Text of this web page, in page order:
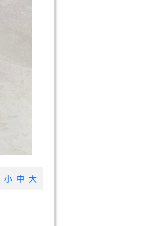
小 中 大